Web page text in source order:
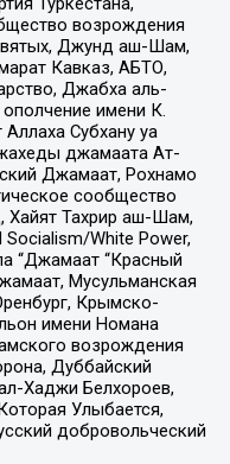
возрождения
Джунд аш-Шам,
Кавказ, АБТО,
Джабха аль-
имени К.
Субхану уа
джамаата Ат-
Джамаат, Рохнамо
сообщество
Хайят Тахрир аш-Шам,
White Power,
“Джамаат “Красный
Мусульманская
Крымско-
имени Номана
возрождения
Дуббайский
Хаджи Белхороев,
Улыбается,
добровольческий